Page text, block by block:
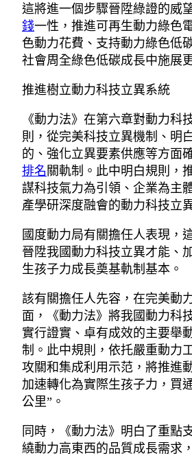
這將進一個步驟晉陞綠證的威
錢一性，推進可再生動力綠色
色動力花費、支持動力綠色低
社會周全綠色低碳成長中施展
推進樹立動力科技立異系統
《動力法》在第六章對動力科
則，從完美科技立異機制、明
的、強化立異要素供應等方面
排名 關軌制。此中明白規則，
謀科技氣力為引領、企業為主
產學研深度融會的動力科技立
國度動力局有關擔任人表現，
晉陞我國動力科技立異才能、
生孩子力成長奠基軌制基本。
該有關擔任人先容，在完美動
面，《動力法》將我國動力科
實行證實、卓有成效的主要舉
制。此中規則，依托嚴重動力
攻關和集成利用示范，將推進
加速轉化為實際生孩子力，買
公里”。
同時，《動力法》明白了重點
繞動力高東西的品質成長需求